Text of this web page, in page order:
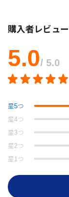
購入者レビュー
5.0/ 5.0
星5つ
星4つ
星 3つ
星 2つ
星 1つ